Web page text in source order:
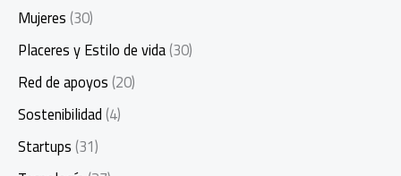
Mujeres(30)
Placeres y Estilo de vida(30)
Red de apoyos(20)
Sostenibilidad(4)
Startups(31)